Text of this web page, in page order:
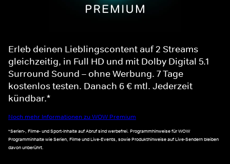
Erleb deinen Lieblingscontent auf 2 Streams
gleichzeitig, in Full HD und mit Dolby Digital 5.1
Surround Sound – ohne Werbung. 7 Tage
kostenlos testen. Danach 6 € mtl. Jederzeit
kündbar.*
Noch mehr Informationen zu WOW Premium
*Serien-, Filme- und Sport-Inhalte auf Abruf sind werbefrei. Programmhinweise für WOW
Programminhalte wie Serien, Filme und Live-Events, sowie Produkthinweise auf Live-Sendern bleiben
davon unberührt.